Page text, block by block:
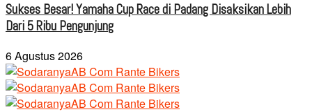
Sukses Besar! Yamaha Cup Race di Padang Disaksikan Lebih
Dari 5 Ribu Pengunjung
6 Agustus 2026